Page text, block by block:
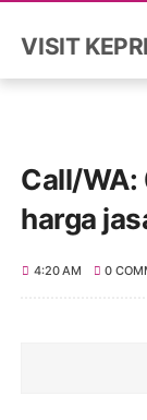
VISIT KEPRI
Call/
harga
4:20 AM 0